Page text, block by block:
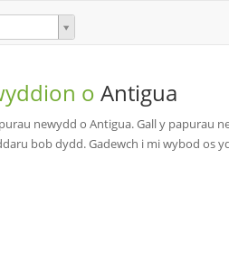
o Antigua
newydd o Antigua. Gall y papurau
bob dydd. Gadewch i mi wybod os